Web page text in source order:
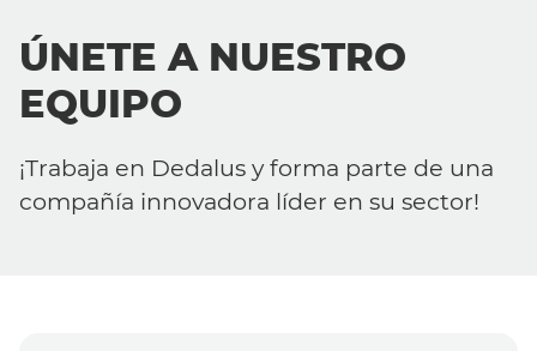
ÚNETE A NUESTRO
EQUIPO
¡Trabaja en Dedalus y forma parte de una
compañía innovadora líder en su sector!